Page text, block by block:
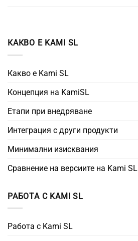
КАКВО Е KAMI SL
Какво е Kami SL
Концепция на KamiSL
Етапи при внедряване
Интеграция с други продукти
Минимални изисквания
Сравнение на версиите на Kami SL
РАБОТА С KAMI SL
Работа с Kami SL